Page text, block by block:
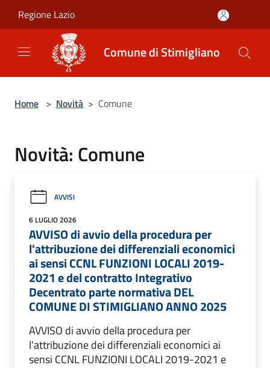
Regione Lazio
Comune di Stimigliano
Home > Novità > Comune
Novità: Comune
AVVISI
6 LUGLIO 2026
AVVISO di avvio della procedura per
l'attribuzione dei differenziali economici
ai sensi CCNL FUNZIONI LOCALI 2019-
2021 e del contratto Integrativo
Decentrato parte normativa DEL
COMUNE DI STIMIGLIANO ANNO 2025
AVVISO di avvio della procedura per
l'attribuzione dei differenziali economici ai
sensi CCNL FUNZIONI LOCALI 2019-2021 e